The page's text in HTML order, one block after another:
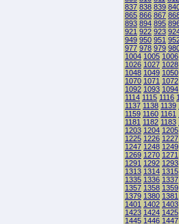
837 838 839
865 866 867
893 894 895
921 922 923
949 950 951
977 978 979
1004 1005 1006
1026 1027 1028
1048 1049 1050
1070 1071 1072
1092 1093 1094
1114 1115 1116
1137 1138 1139
1159 1160 1161
1181 1182 1183
1203 1204 1205
1225 1226 1227
1247 1248 1249
1269 1270 1271
1291 1292 1293
1313 1314 1315
1335 1336 1337
1357 1358 1359
1379 1380 1381
1401 1402 1403
1423 1424 1425
1445 1446 1447